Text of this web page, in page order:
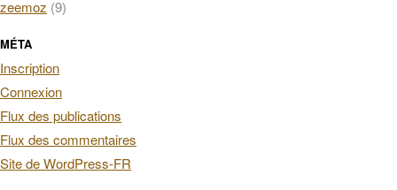
zeemoz (9)
MÉTA
Inscription
Connexion
Flux des publications
Flux des commentaires
Site de WordPress-FR